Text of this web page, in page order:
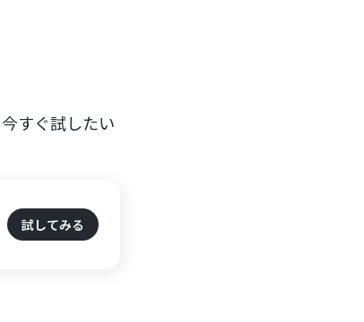
すぐ試したい
試してみる